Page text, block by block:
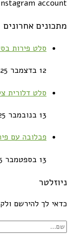
account.
מתכונים אחרונים
סלט פירות
12 בדצמבר 2025
סלט דלורית
13 בנובמבר 2025
פבלובה עם
13 בספטמבר 2025
ניוזלטר
כדאי לך להירשם